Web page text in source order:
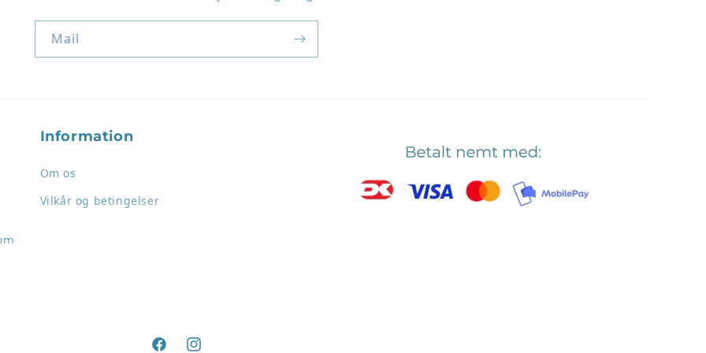
Mail
Information
Om os
Vilkår og betingelser